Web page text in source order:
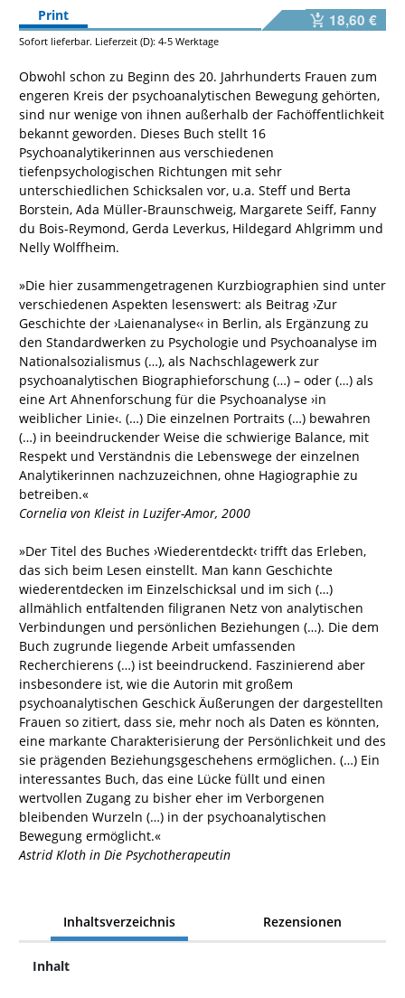
Print
18,60 €
Sofort lieferbar. Lieferzeit (D): 4-5 Werktage
Obwohl schon zu Beginn des 20. Jahrhunderts Frauen zum
engeren Kreis der psychoanalytischen Bewegung gehörten,
sind nur wenige von ihnen außerhalb der Fachöffentlichkeit
bekannt geworden. Dieses Buch stellt 16
Psychoanalytikerinnen aus verschiedenen
tiefenpsychologischen Richtungen mit sehr
unterschiedlichen Schicksalen vor, u.a. Steff und Berta
Borstein, Ada Müller-Braunschweig, Margarete Seiff, Fanny
du Bois-Reymond, Gerda Leverkus, Hildegard Ahlgrimm und
Nelly Wolffheim.
»Die hier zusammengetragenen Kurzbiographien sind unter
verschiedenen Aspekten lesenswert: als Beitrag ›Zur
Geschichte der ›Laienanalyse‹‹ in Berlin, als Ergänzung zu
den Standardwerken zu Psychologie und Psychoanalyse im
Nationalsozialismus (…), als Nachschlagewerk zur
psychoanalytischen Biographieforschung (…) – oder (…) als
eine Art Ahnenforschung für die Psychoanalyse ›in
weiblicher Linie‹. (…) Die einzelnen Portraits (…) bewahren
(…) in beeindruckender Weise die schwierige Balance, mit
Respekt und Verständnis die Lebenswege der einzelnen
Analytikerinnen nachzuzeichnen, ohne Hagiographie zu
betreiben.«
Cornelia von Kleist in Luzifer-Amor, 2000
»Der Titel des Buches ›Wiederentdeckt‹ trifft das Erleben,
das sich beim Lesen einstellt. Man kann Geschichte
wiederentdecken im Einzelschicksal und im sich (…)
allmählich entfaltenden filigranen Netz von analytischen
Verbindungen und persönlichen Beziehungen (…). Die dem
Buch zugrunde liegende Arbeit umfassenden
Recherchierens (…) ist beeindruckend. Faszinierend aber
insbesondere ist, wie die Autorin mit großem
psychoanalytischen Geschick Äußerungen der dargestellten
Frauen so zitiert, dass sie, mehr noch als Daten es könnten,
eine markante Charakterisierung der Persönlichkeit und des
sie prägenden Beziehungsgeschehens ermöglichen. (…) Ein
interessantes Buch, das eine Lücke füllt und einen
wertvollen Zugang zu bisher eher im Verborgenen
bleibenden Wurzeln (…) in der psychoanalytischen
Bewegung ermöglicht.«
Astrid Kloth in Die Psychotherapeutin
Inhaltsverzeichnis Rezensionen
Inhalt